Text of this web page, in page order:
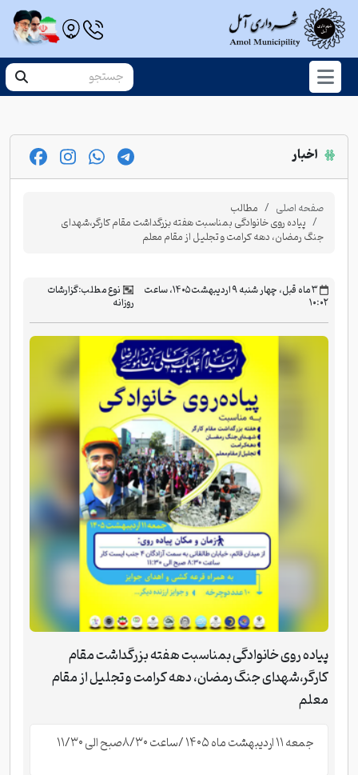
اخبار
صفحه اصلی مطالب
پیاده روی خانوادگی بمناسبت هفته بزرگداشت مقام کارگر،شهدای
جنگ رمضان، دهه کرامت و تجلیل از مقام معلم
‫۳ ماه قبل، چهار شنبه ۹ اردیبهشت ۱۴۰۵، ساعت
۱۰:۰۲
نوع مطلب:گزارشات
روزانه
پیاده روی خانوادگی بمناسبت هفته بزرگداشت مقام
کارگر،شهدای جنگ رمضان، دهه کرامت و تجلیل از مقام
معلم
جمعه ۱۱ اردیبهشت ماه ۱۴۰۵ /ساعت ۸/۳۰صبح الی ۱۱/۳۰